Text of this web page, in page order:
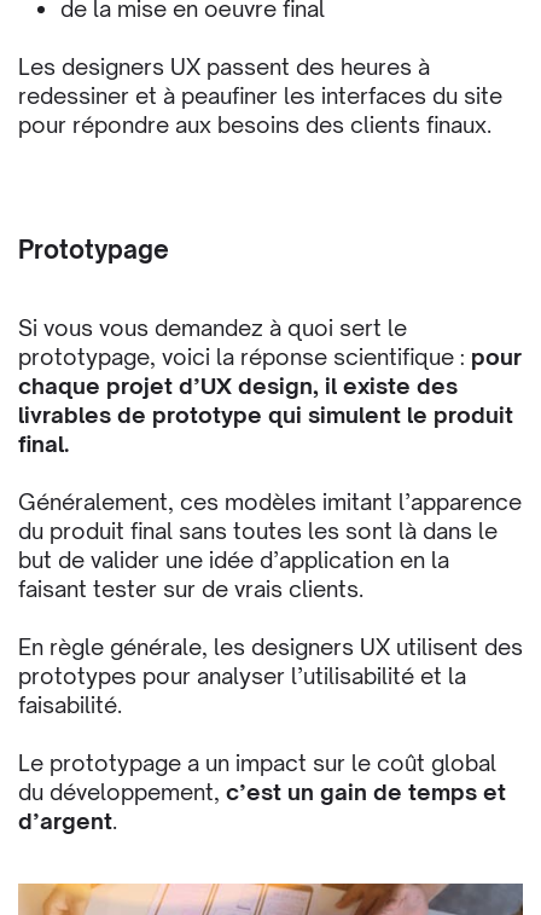
de la mise en œuvre final
Les designers UX passent des heures à
redessiner et à peaufiner les interfaces du site
pour répondre aux besoins des clients finaux.
Prototypage
Si vous vous demandez à quoi sert le
prototypage, voici la réponse scientifique : pour
chaque projet d’UX design, il existe des
livrables de prototype qui simulent le produit
final.
Généralement, ces modèles imitant l’apparence
du produit final sans toutes les sont là dans le
but de valider une idée d’application en la
faisant tester sur de vrais clients.
En règle générale, les designers UX utilisent des
prototypes pour analyser l’utilisabilité et la
faisabilité.
Le prototypage a un impact sur le coût global
du développement, c’est un gain de temps et
d’argent.